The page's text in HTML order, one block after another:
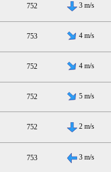
752 3 m/s
753 4 m/s
752 4 m/s
752 5 m/s
752 2 m/s
753 3 m/s